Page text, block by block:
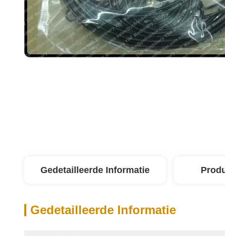
Gedetailleerde Informatie
Gedetailleerde Informatie